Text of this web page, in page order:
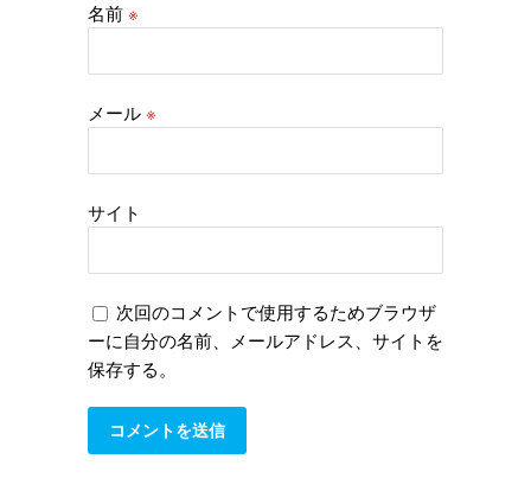
名前 ※
メール ※
サイト
次回のコメントで使用するためブラウザ
ーに自分の名前、メールアドレス、サイトを
保存する。